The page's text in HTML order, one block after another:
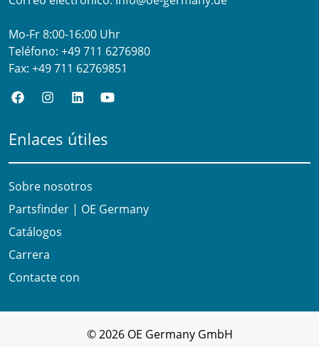
Mo-Fr 8:00-16:00 Uhr
Teléfono: +49 711 6276980
Fax: +49 711 62769851
Enlaces útiles
Sobre nosotros
Partsfinder | OE Germany
Catálogos
Carrera
Contacte con
© 2026 OE Germany GmbH